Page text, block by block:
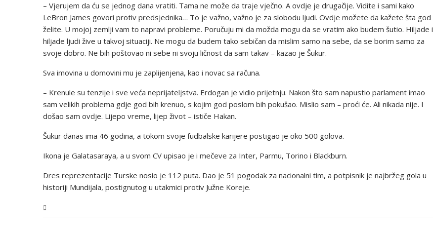
– Vjerujem da ću se jednog dana vratiti. Tama ne može da traje vječno. A ovdje je drugačije. Vidite i sami kako
LeBron James govori protiv predsjednika… To je važno, važno je za slobodu ljudi. Ovdje možete da kažete šta god
želite. U mojoj zemlji vam to napravi probleme. Poručuju mi da možda mogu da se vratim ako budem šutio. Hiljade i
hiljade ljudi žive u takvoj situaciji. Ne mogu da budem tako sebičan da mislim samo na sebe, da se borim samo za
svoje dobro. Ne bih poštovao ni sebe ni svoju ličnost da sam takav – kazao je Šukur.
Sva imovina u domovini mu je zaplijenjena, kao i novac sa računa.
– Krenule su tenzije i sve veća neprijateljstva. Erdogan je vidio prijetnju. Nakon što sam napustio parlament imao
sam velikih problema gdje god bih krenuo, s kojim god poslom bih pokušao. Mislio sam – proći će. Ali nikada nije. I
došao sam ovdje. Lijepo vreme, lijep život – ističe Hakan.
Šukur danas ima 46 godina, a tokom svoje fudbalske karijere postigao je oko 500 golova.
Ikona je Galatasaraya, a u svom CV upisao je i mečeve za Inter, Parmu, Torino i Blackburn.
Dres reprezentacije Turske nosio je 112 puta. Dao je 51 pogodak za nacionalni tim, a potpisnik je najbržeg gola u
historiji Mundijala, postignutog u utakmici protiv Južne Koreje.